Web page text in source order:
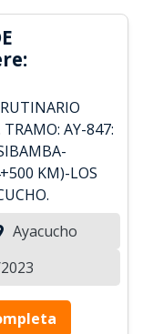
AY-847:
KM)-LOS
Ayacucho